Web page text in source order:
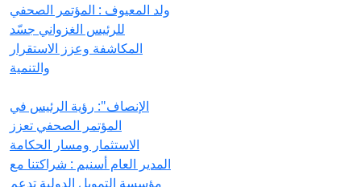
ولد المعيوف : المؤتمر الصحفي
للرئيس الغزواني جسّد
المكاشفة وعزز الاستقرار
والتنمية
الإنصاف": رؤية الرئيس في
المؤتمر الصحفي تعزز
الاستثمار ومسار الحكامة
المدير العام أسنيم : شراكتنا مع
مؤسسة التمويل الدولية تدعم